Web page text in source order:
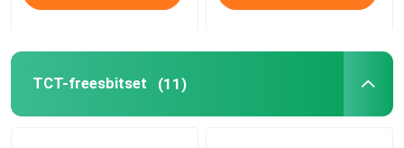
TCT-freesbitset (11)